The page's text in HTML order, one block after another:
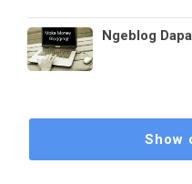
Ngeblog
Show